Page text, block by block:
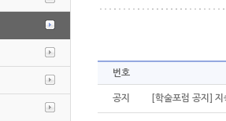
번호
공지 [학술포럼 공지]